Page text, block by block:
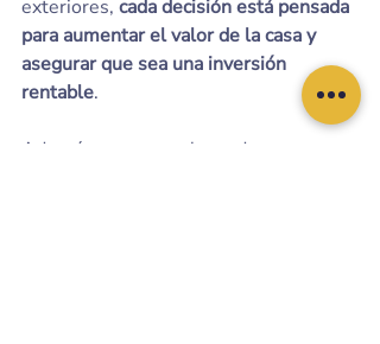
exteriores, cada decisión está pensada
para aumentar el valor de la casa y
asegurar que sea una inversión
rentable.
Además, una casa planeada por un